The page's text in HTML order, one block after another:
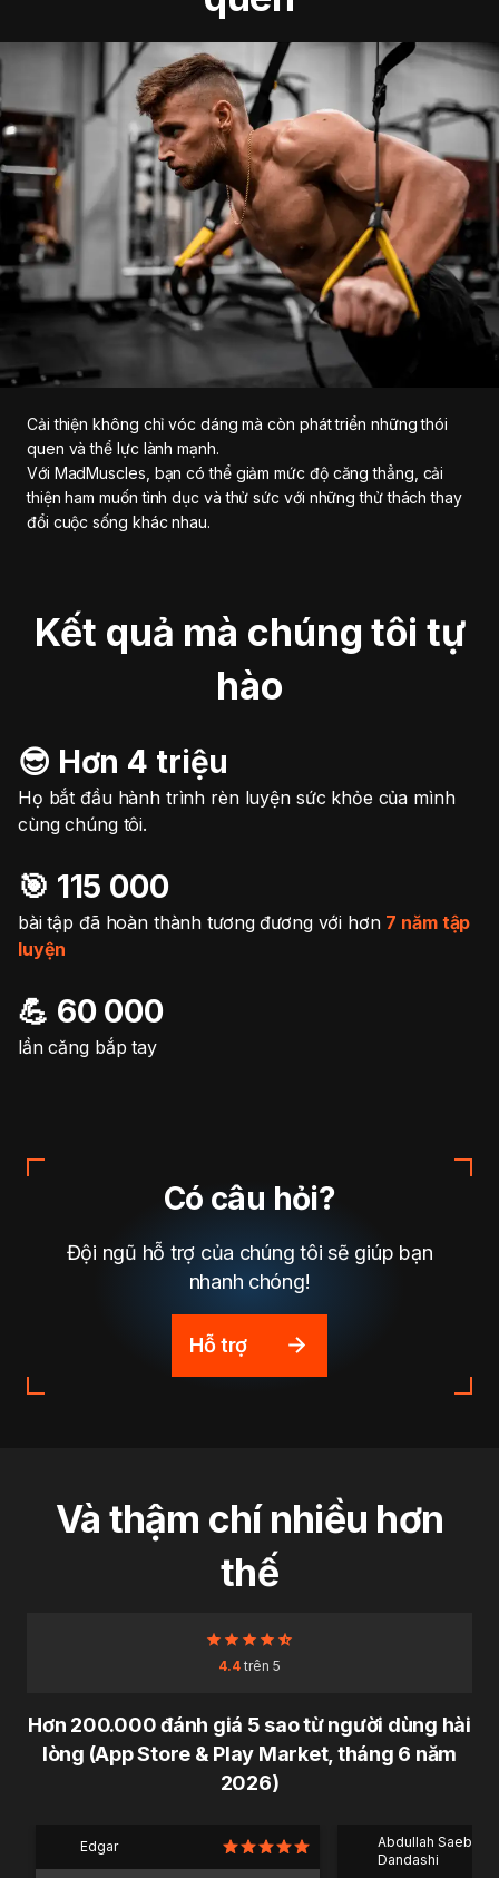
Cải thiện không chỉ vóc dáng mà còn phát triển những thói
quen và thể lực lành mạnh.
Với MadMuscles, bạn có thể giảm mức độ căng thẳng, cải
thiện ham muốn tình dục và thử sức với những thử thách thay
đổi cuộc sống khác nhau.
Kết quả mà chúng tôi tự
hào
😎 Hơn 4 triệu
Họ bắt đầu hành trình rèn luyện sức khỏe của mình
cùng chúng tôi.
🎯️ 115 000
bài tập đã hoàn thành tương đương với hơn 7 năm tập
luyện
💪 60 000
lần căng bắp tay
Có câu hỏi?
Đội ngũ hỗ trợ của chúng tôi sẽ giúp bạn
nhanh chóng!
Hỗ trợ
Và thậm chí nhiều hơn
thế
4.4trên 5
Hơn 200.000 đánh giá 5 sao từ người dùng hài
lòng (App Store & Play Market, tháng 6 năm
2026)
Edgar
Abdullah Saeb Al
Dandashi